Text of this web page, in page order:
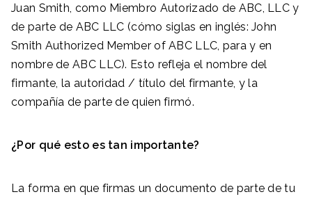
Juan Smith, como Miembro Autorizado de ABC, LLC y
de parte de ABC LLC (cómo siglas en inglés: John
Smith Authorized Member of ABC LLC, para y en
nombre de ABC LLC). Esto refleja el nombre del
firmante, la autoridad / título del firmante, y la
compañía de parte de quien firmó.
¿Por qué esto es tan importante?
La forma en que firmas un documento de parte de tu